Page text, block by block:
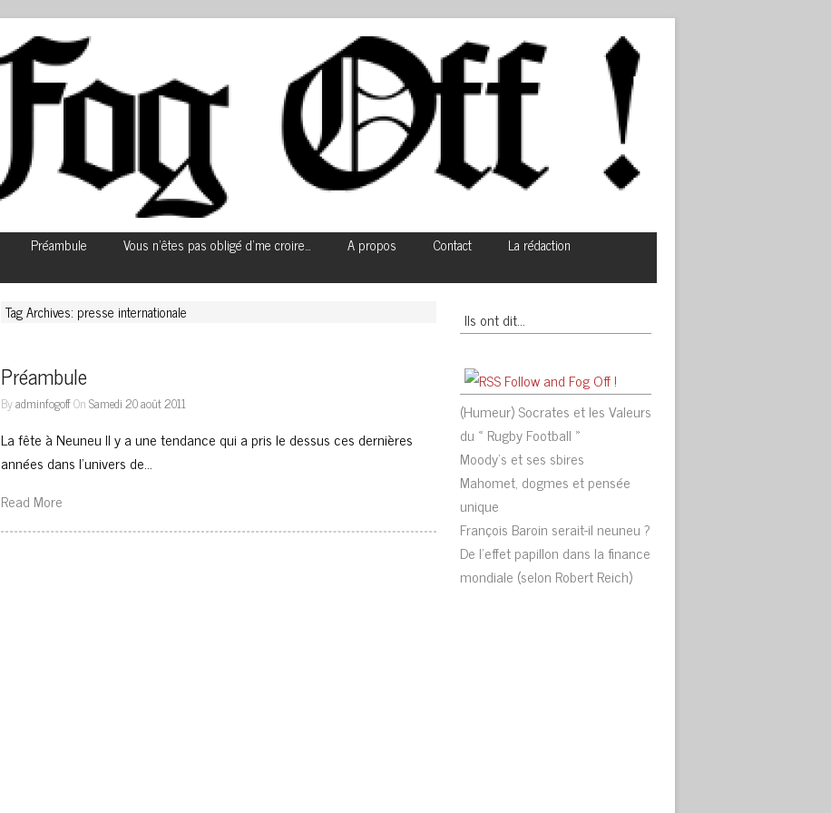
Préambule Vous n’êtes pas obligé d’me croire… A propos Contact
La rédaction
Tag Archives: presse internationale
Préambule
ByadminfogoffOnSamedi 20 août 2011
La fête à Neuneu Il y a une tendance qui a pris le dessus ces dernières
années dans l’univers de…
Read More
Ils ont dit…
Follow and Fog Off !
(Humeur) Socrates et les Valeurs
du « Rugby Football »
Moody’s et ses sbires
Mahomet, dogmes et pensée
unique
François Baroin serait-il neuneu ?
De l’effet papillon dans la finance
mondiale (selon Robert Reich)